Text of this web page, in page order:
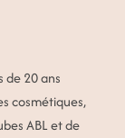
de 20 ans
cosmétiques,
ABL et de